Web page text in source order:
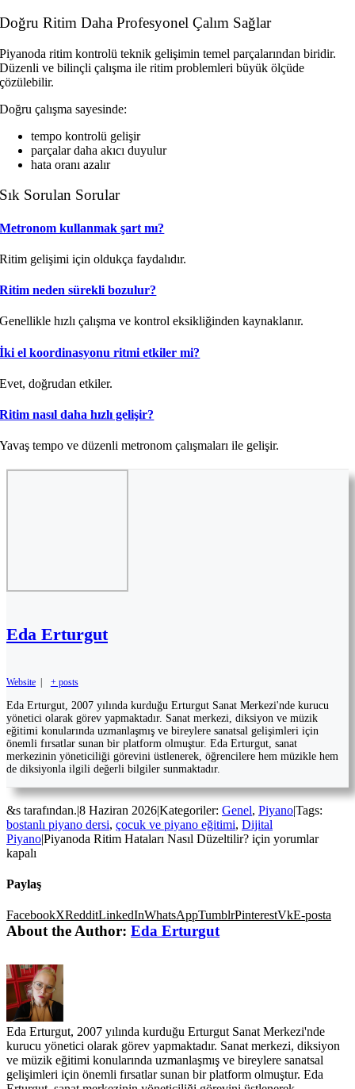
Doğru Ritim Daha Profesyonel Çalım Sağlar
Piyanoda ritim kontrolü teknik gelişimin temel parçalarından biridir.
Düzenli ve bilinçli çalışma ile ritim problemleri büyük ölçüde
çözülebilir.
Doğru çalışma sayesinde:
tempo kontrolü gelişir
parçalar daha akıcı duyulur
hata oranı azalır
Sık Sorulan Sorular
Metronom kullanmak şart mı?
Ritim gelişimi için oldukça faydalıdır.
Ritim neden sürekli bozulur?
Genellikle hızlı çalışma ve kontrol eksikliğinden kaynaklanır.
İki el koordinasyonu ritmi etkiler mi?
Evet, doğrudan etkiler.
Ritim nasıl daha hızlı gelişir?
Yavaş tempo ve düzenli metronom çalışmaları ile gelişir.
Eda Erturgut
Website | + posts
Eda Erturgut, 2007 yılında kurduğu Erturgut Sanat Merkezi'nde kurucu
yönetici olarak görev yapmaktadır. Sanat merkezi, diksiyon ve müzik
eğitimi konularında uzmanlaşmış ve bireylere sanatsal gelişimleri için
önemli fırsatlar sunan bir platform olmuştur. Eda Erturgut, sanat
merkezinin yöneticiliği görevini üstlenerek, öğrencilere hem müzikle hem
de diksiyonla ilgili değerli bilgiler sunmaktadır.
&s tarafından.|8 Haziran 2026|Kategoriler: Genel, Piyano|Tags:
bostanlı piyano dersi, çocuk ve piyano eğitimi, Dijital
Piyano|Piyanoda Ritim Hataları Nasıl Düzeltilir? için yorumlar
kapalı
Paylaş
FacebookXRedditLinkedInWhatsAppTumblrPinterestVkE-posta
About the Author: Eda Erturgut
Eda Erturgut, 2007 yılında kurduğu Erturgut Sanat Merkezi'nde
kurucu yönetici olarak görev yapmaktadır. Sanat merkezi, diksiyon
ve müzik eğitimi konularında uzmanlaşmış ve bireylere sanatsal
gelişimleri için önemli fırsatlar sunan bir platform olmuştur. Eda